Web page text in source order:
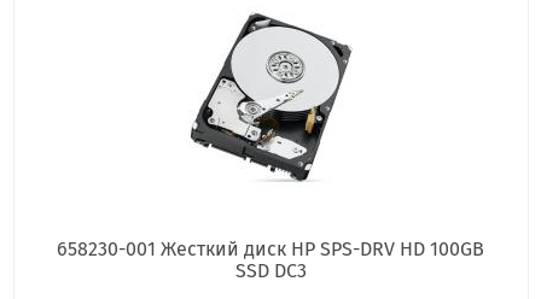
658230-001 Жесткий диск HP SPS-DRV HD 100GB
SSD DC3